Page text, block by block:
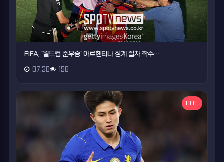
FIFA, '월드컵 준우승' 아르헨티나 징계 절차 착수…
07.30 198
HOT